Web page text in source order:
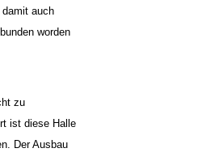
auch
worden
zu
ist diese Halle
Der Ausbau